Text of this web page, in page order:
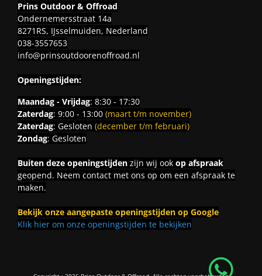
Prins Outdoor & Offroad
Ondernemersstraat 14a
8271RS, IJsselmuiden, Nederland
038-3557653
info@prinsoutdoorenoffroad.nl
Openingstijden:
Maandag - Vrijdag: 8:30 - 17:30
Zaterdag: 9:00 - 13:00 (maart t/m november)
Zaterdag: Gesloten (december t/m februari)
Zondag: Gesloten
Buiten deze openingstijdenzijn wij ook op afspraak
geopend. Neem contact met ons op om een afspraak te
maken.
Bekijk onze aangepaste openingstijden op Google
Klik hier om onze openingstijden te bekijken